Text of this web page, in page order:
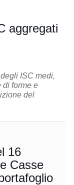
aggregati
ISC medi,
di forme e
del
16
Casse